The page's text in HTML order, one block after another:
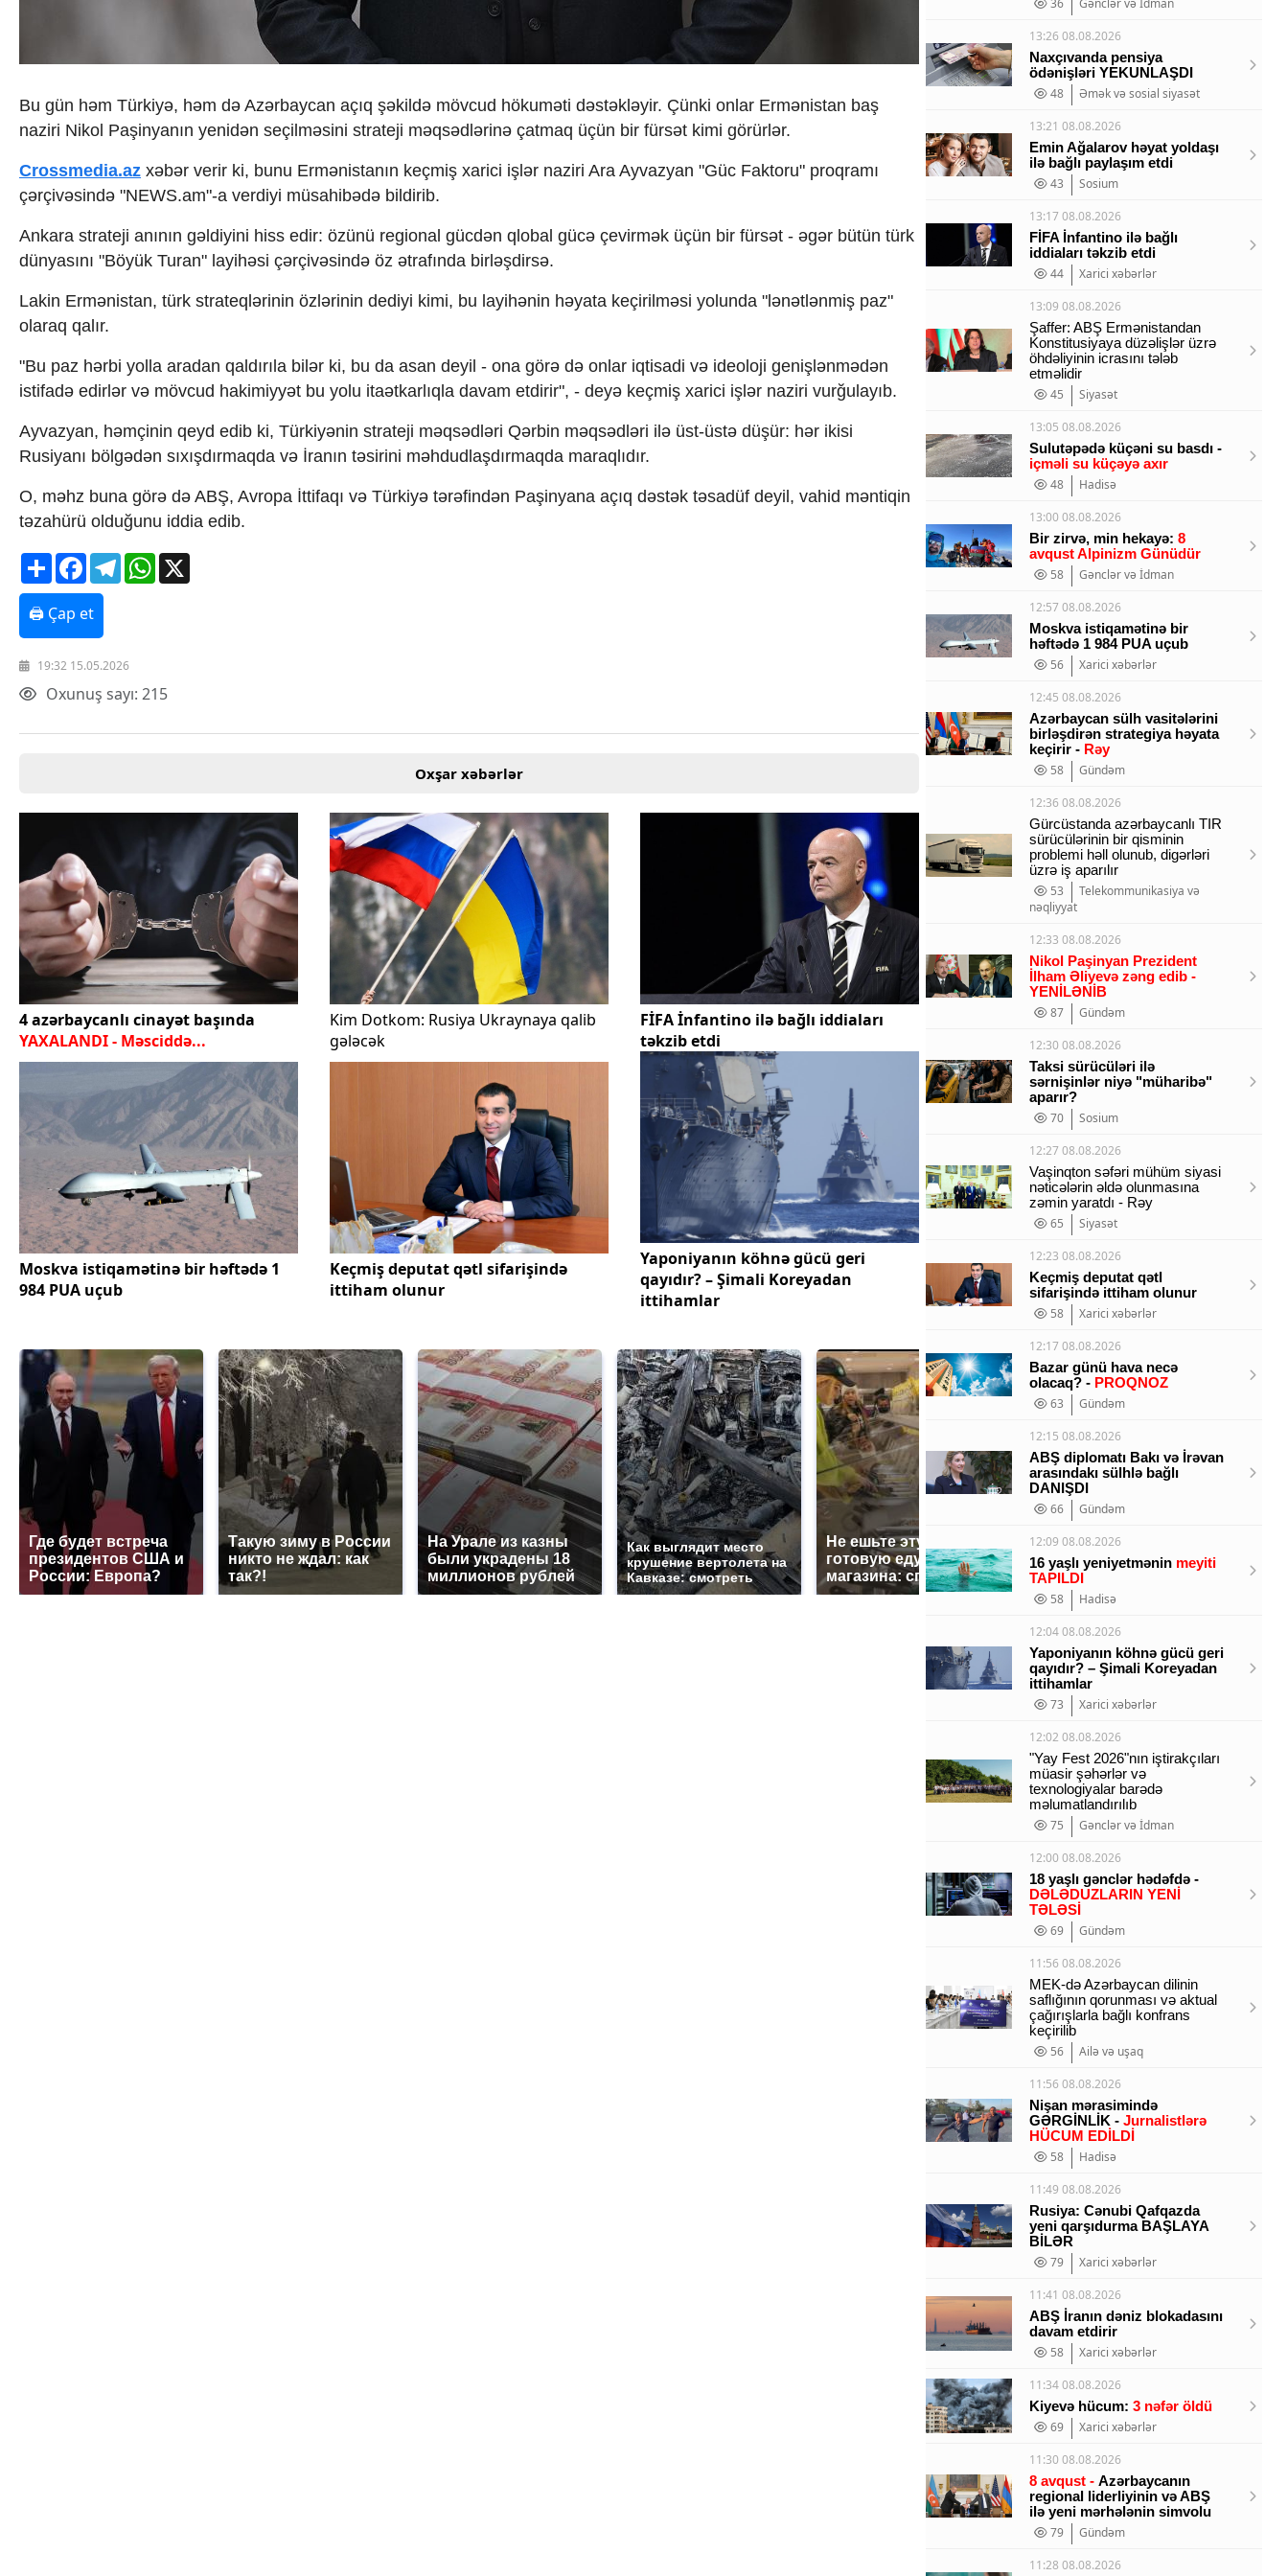
Neft-qaz
Kənd təsərrüfatı
Hərbi sənaye
COP29
Cəmiyyət
Siyasət
Məhkəmə və hüquq
Zəfər - 5
Gənclər və İdman
Hadisə
Sağlamlıq
Mənəvi dəyərlər
Texnologiya
Mətbuat-150
Əlaqə
Missiyamız
Bu gün həm Türkiyə, həm də Azərbaycan açıq şəkildə mövcud hökuməti dəstəkləyir. Çünki onlar Ermənistan baş
naziri Nikol Paşinyanın yenidən seçilməsini strateji məqsədlərinə çatmaq üçün bir fürsət kimi görürlər.
Crossmedia.az xəbər verir ki, bunu Ermənistanın keçmiş xarici işlər naziri Ara Ayvazyan "Güc Faktoru" proqramı
çərçivəsində "NEWS.am"-a verdiyi müsahibədə bildirib.
Ankara strateji anının gəldiyini hiss edir: özünü regional gücdən qlobal gücə çevirmək üçün bir fürsət - əgər bütün türk
dünyasını "Böyük Turan" layihəsi çərçivəsində öz ətrafında birləşdirsə.
Lakin Ermənistan, türk strateqlərinin özlərinin dediyi kimi, bu layihənin həyata keçirilməsi yolunda "lənətlənmiş paz"
olaraq qalır.
"Bu paz hərbi yolla aradan qaldırıla bilər ki, bu da asan deyil - ona görə də onlar iqtisadi və ideoloji genişlənmədən
istifadə edirlər və mövcud hakimiyyət bu yolu itaətkarlıqla davam etdirir", - deyə keçmiş xarici işlər naziri vurğulayıb.
Ayvazyan, həmçinin qeyd edib ki, Türkiyənin strateji məqsədləri Qərbin məqsədləri ilə üst-üstə düşür: hər ikisi
Rusiyanı bölgədən sıxışdırmaqda və İranın təsirini məhdudlaşdırmaqda maraqlıdır.
O, məhz buna görə də ABŞ, Avropa İttifaqı və Türkiyə tərəfindən Paşinyana açıq dəstək təsadüf deyil, vahid məntiqin
təzahürü olduğunu iddia edib.
ShareFacebookTelegramWhatsApp
🖨 Çap et
19:32 15.05.2026
Oxunuş sayı: 215
Oxşar xəbərlər
4 azərbaycanlı cinayət başında
YAXALANDI - Məsciddə...
Kim Dotkom: Rusiya Ukraynaya qalib
gələcək
FİFA İnfantino ilə bağlı iddiaları
təkzib etdi
Moskva istiqamətinə bir həftədə 1
984 PUA uçub
Keçmiş deputat qətl sifarişində
ittiham olunur
Yaponiyanın köhnə gücü geri
qayıdır? – Şimali Koreyadan
ittihamlar
Где будет встреча
президентов США и
России: Европа?
Такую зиму в России
никто не ждал: как
так?!
На Урале из казны
были украдены 18
миллионов рублей
Как выглядит место
крушение вертолета на
Кавказе: смотреть
Не ешьте эту
готовую еду из
магазина: список
В ОАЭ произошло
жестокое убийство
криптомиллионера
36
Gənclər və İdman
13:26 08.08.2026
Naxçıvanda pensiya
ödənişləri YEKUNLAŞDI
48
Əmək və sosial siyasət
13:21 08.08.2026
Emin Ağalarov həyat yoldaşı
ilə bağlı paylaşım etdi
43
Sosium
13:17 08.08.2026
FİFA İnfantino ilə bağlı
iddiaları təkzib etdi
44
Xarici xəbərlər
13:09 08.08.2026
Şaffer: ABŞ Ermənistandan
Konstitusiyaya düzəlişlər üzrə
öhdəliyinin icrasını tələb
etməlidir
45
Siyasət
13:05 08.08.2026
Sulutəpədə küçəni su basdı -
içməli su küçəyə axır
48
Hadisə
13:00 08.08.2026
Bir zirvə, min hekayə: 8
avqust Alpinizm Günüdür
58
Gənclər və İdman
12:57 08.08.2026
Moskva istiqamətinə bir
həftədə 1 984 PUA uçub
56
Xarici xəbərlər
12:45 08.08.2026
Azərbaycan sülh vasitələrini
birləşdirən strategiya həyata
keçirir - Rəy
58
Gündəm
12:36 08.08.2026
Gürcüstanda azərbaycanlı TIR
sürücülərinin bir qisminin
problemi həll olunub, digərləri
üzrə iş aparılır
53
Telekommunikasiya və
nəqliyyat
12:33 08.08.2026
Nikol Paşinyan Prezident
İlham Əliyevə zəng edib -
YENİLƏNİB
87
Gündəm
12:30 08.08.2026
Taksi sürücüləri ilə
sərnişinlər niyə "müharibə"
aparır?
70
Sosium
12:27 08.08.2026
Vaşinqton səfəri mühüm siyasi
nəticələrin əldə olunmasına
zəmin yaratdı - Rəy
65
Siyasət
12:23 08.08.2026
Keçmiş deputat qətl
sifarişində ittiham olunur
58
Xarici xəbərlər
12:17 08.08.2026
Bazar günü hava necə
olacaq? - PROQNOZ
63
Gündəm
12:15 08.08.2026
ABŞ diplomatı Bakı və İrəvan
arasındakı sülhlə bağlı
DANIŞDI
66
Gündəm
12:09 08.08.2026
16 yaşlı yeniyetmənin meyiti
TAPILDI
58
Hadisə
12:04 08.08.2026
Yaponiyanın köhnə gücü geri
qayıdır? – Şimali Koreyadan
ittihamlar
73
Xarici xəbərlər
12:02 08.08.2026
"Yay Fest 2026"nın iştirakçıları
müasir şəhərlər və
texnologiyalar barədə
məlumatlandırılıb
75
Gənclər və İdman
12:00 08.08.2026
18 yaşlı gənclər hədəfdə -
DƏLƏDUZLARIN YENİ
TƏLƏSİ
69
Gündəm
11:56 08.08.2026
MEK-də Azərbaycan dilinin
saflığının qorunması və aktual
çağırışlarla bağlı konfrans
keçirilib
56
Ailə və uşaq
11:56 08.08.2026
Nişan mərasimində
GƏRGİNLİK - Jurnalistlərə
HÜCUM EDİLDİ
58
Hadisə
11:49 08.08.2026
Rusiya: Cənubi Qafqazda
yeni qarşıdurma BAŞLAYA
BİLƏR
79
Xarici xəbərlər
11:41 08.08.2026
ABŞ İranın dəniz blokadasını
davam etdirir
58
Xarici xəbərlər
11:34 08.08.2026
Kiyevə hücum: 3 nəfər öldü
69
Xarici xəbərlər
11:30 08.08.2026
8 avqust - Azərbaycanın
regional liderliyinin və ABŞ
ilə yeni mərhələnin simvolu
79
Gündəm
11:28 08.08.2026